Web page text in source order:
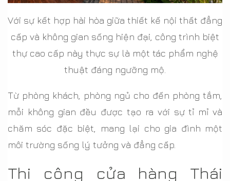
Với sự kết hợp hài hòa giữa thiết kế nội thất đẳng
cấp và không gian sống hiện đại, công trình biệt
thự cao cấp này thực sự là một tác phẩm nghệ
thuật đáng ngưỡng mộ.
Từ phòng khách, phòng ngủ cho đến phòng tắm,
mỗi không gian đều được tạo ra với sự tỉ mỉ và
chăm sóc đặc biệt, mang lại cho gia đình một
môi trường sống lý tưởng và đẳng cấp.
Thi công cửa hàng Thái